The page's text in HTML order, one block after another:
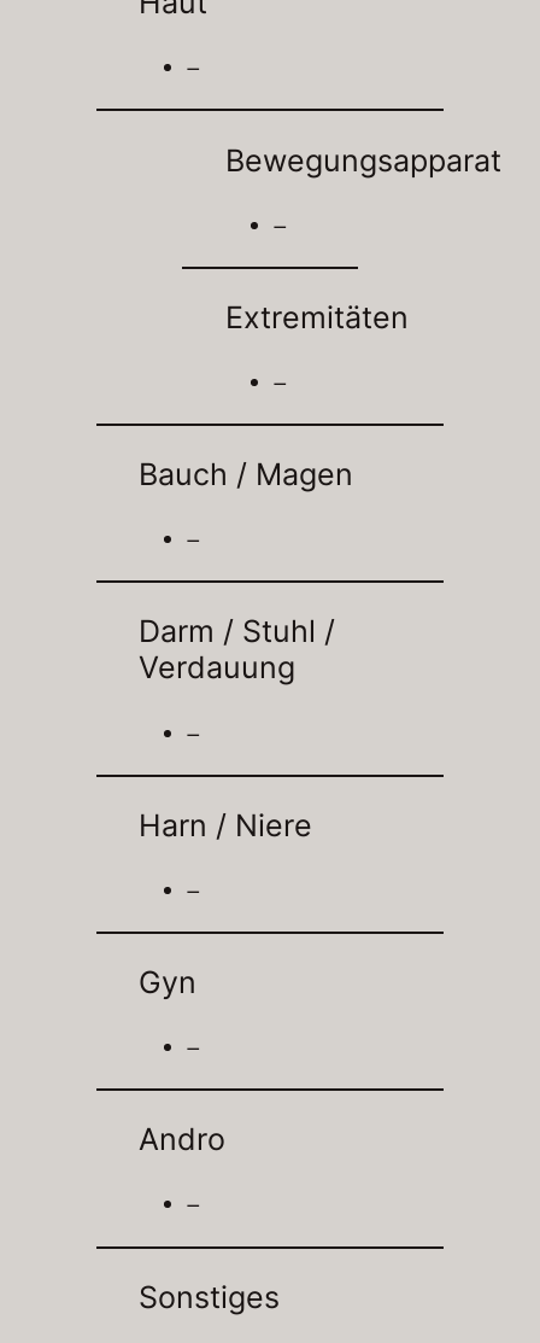
–
Bewegungsapparat
–
Extremitäten
–
Bauch / Magen
–
Darm / Stuhl /
Verdauung
–
Harn / Niere
–
Gyn
–
Andro
–
Sonstiges